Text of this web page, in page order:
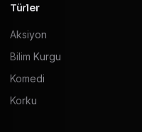
Türler
Aksiyon
Bilim Kurgu
Komedi
Korku